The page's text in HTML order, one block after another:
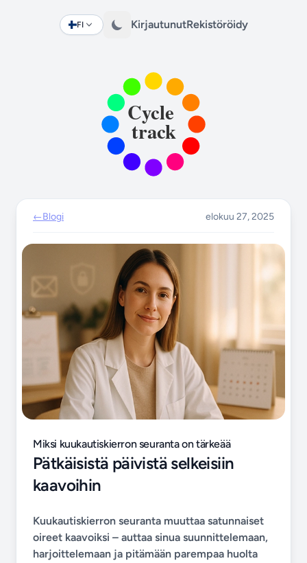
FI
Change languageKirjautunutRekistöröidy
←Blogi elokuu 27, 2025
Miksi kuukautiskierron seuranta on tärkeää
Pätkäisistä päivistä selkeisiin
kaavoihin
Kuukautiskierron seuranta muuttaa satunnaiset
oireet kaavoiksi – auttaa sinua suunnittelemaan,
harjoittelemaan ja pitämään parempaa huolta